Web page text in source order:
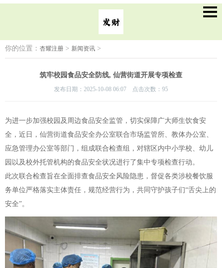
你的位置： 杏耀注册 > 新闻资讯 >
筑牢校园食品安全防线, 仙营街道开展专项检查
发布日期：2025-10-08 06:07 点击次数：95
为进一步加强校园及周边食品安全监管，切实保障广大师生饮食安
全，近日，仙营街道食品安全办公室联合市场监管所、教体办公室、
应急管理办公室等部门，组成联合检查组，对辖区内中小学校、幼儿
园以及校外托管机构的食品安全状况进行了集中专项检查行动。
此次联合检查旨在全面排查食品安全风险隐患，督促各类涉校餐饮服
务单位严格落实主体责任，规范经营行为，共同守护孩子们“舌尖上的
安全”。